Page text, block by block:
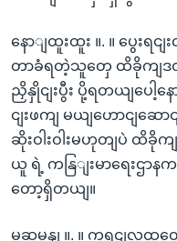
နောျထူးထူး ။. ။ ပွေးရ
တာခံရတဲ့သူတှေ ထိခိုကျဒ
ညှိနှိုငျးပွီး ပို့ရတယျပေါ့
ငျးဖကျ မယျဟောငျဆ
ဆိုးဝါးဝါးမဟုတျပဲ ထိ
ယူ ရဲ့ ကနြျးမာရေးဌာ
တော့ရှိတယျ။
မဆုမှနျ ။. ။ ကရငျလူထု့ထ